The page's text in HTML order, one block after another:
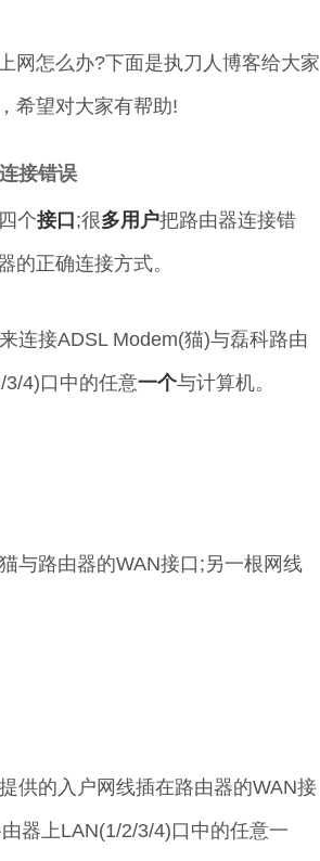
网怎么办?下面是执刀人博客给大家
希望对大家有帮助!
接错误
个接口 ;很多用户把路由器连接错
的正确连接方式。
接ADSL Modem(猫)与磊科路由
4)口中的任意一个与计算机。
路由器的WAN接口;另一根网线
的入户网线插在路由器的WAN接
器上LAN(1/2/3/4)口中的任意一